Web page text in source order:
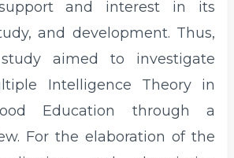
and interest in its
and development. Thus,
aimed to investigate
Intelligence Theory in
Education through a
For the elaboration of the